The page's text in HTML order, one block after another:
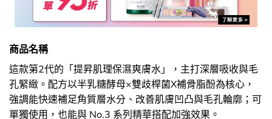
商品名稱
這款第2代的「提昇肌理保濕爽膚水」，主打深層吸收與毛
孔緊緻。配方以半乳糖酵母×雙歧桿菌X補骨脂酚為核心，
強調能快速補足角質層水分、改善肌膚凹凸與毛孔輪廓；可
單獨使用，也能與 No.3 系列精華搭配加強效果。